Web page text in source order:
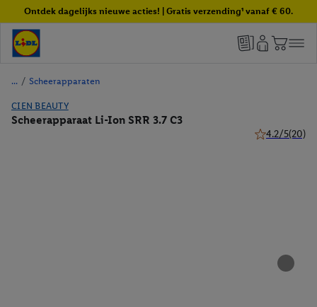
Ontdek dagelijks nieuwe acties! | Gratis verzending¹ vanaf € 60.
/ Scheerapparaten
CIEN BEAUTY
Scheerapparaat Li-Ion SRR 3.7 C3
4.2/5(20)